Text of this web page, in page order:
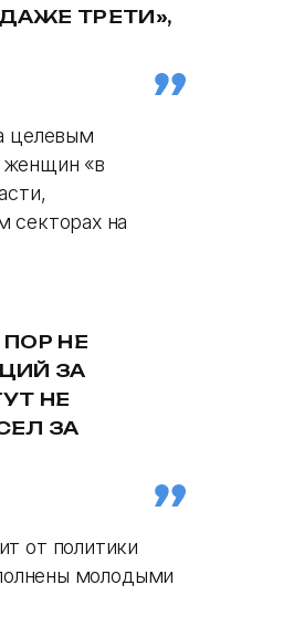
ТРЕТИ»,
целевым
женщин «в
секторах на
НЕ
ЗА
НЕ
ЗА
от политики
молодыми